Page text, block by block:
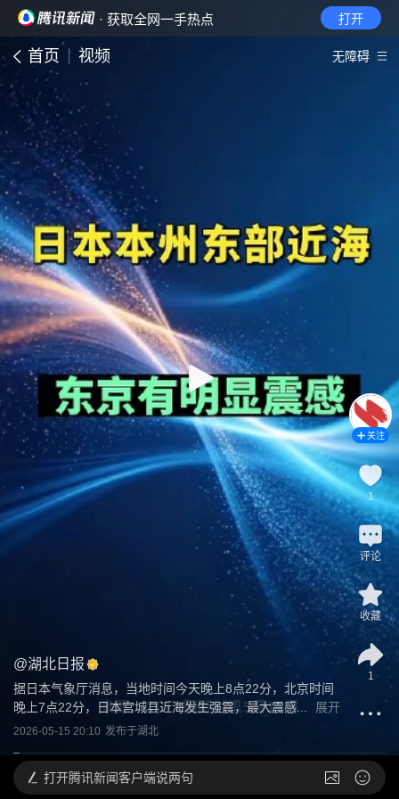
· 获取全网一手热点 打开
首页 视频 无障碍
@湖北日报
据日本气象厅消息，当地时间今天晚上8点22分，北京时间
晚上7点22分，日本宫城县近海发生强震，最大震感...
展开
2026-05-15 20:10 发布于湖北
关注
1
评论
收藏
1
打开腾讯新闻客户端说两句